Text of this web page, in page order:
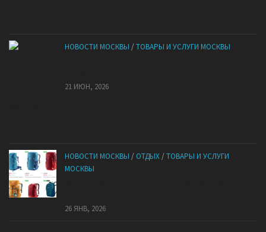
НОВОСТИ МОСКВЫ /ТОВАРЫ И УСЛУГИ МОСКВЫ
21 ИЮН, 2026
НОВОСТИ МОСКВЫ / ОТДЫХ /ТОВАРЫ И УСЛУГИ
МОСКВЫ
26 ЯНВ, 2026